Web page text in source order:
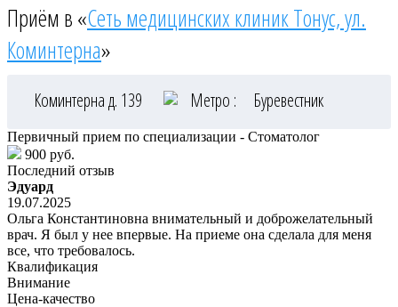
Приём в «Сеть медицинских клиник Тонус, ул.
Коминтерна»
Коминтерна д. 139 Метро : Буревестник
Первичный прием по специализации - Стоматолог
900 руб.
Последний отзыв
Эдуард
19.07.2025
Ольга Константиновна внимательный и доброжелательный
врач. Я был у нее впервые. На приеме она сделала для меня
все, что требовалось.
Квалификация
Внимание
Цена-качество